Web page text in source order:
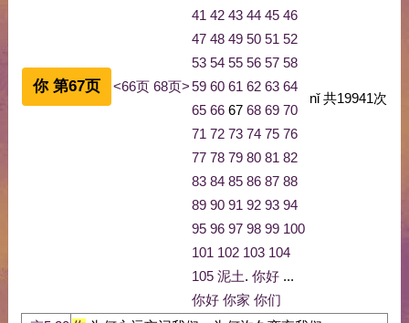
你 第67页 <66页 68页>
41 42 43 44 45 46
47 48 49 50 51 52
53 54 55 56 57 58
59 60 61 62 63 64
65 66 67 68 69 70
71 72 73 74 75 76
77 78 79 80 81 82
83 84 85 86 87 88
89 90 91 92 93 94
95 96 97 98 99 100
101 102 103 104
105 泥土. 你好...
你好 你家 你们
nǐ共19941次